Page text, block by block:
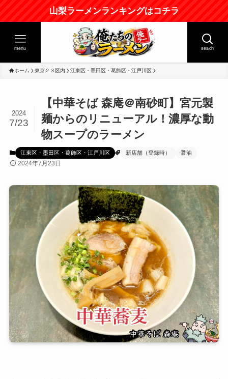
山梨ラーメンランキングはコチラ
seach
menu
ホーム 東京２３区内 江東区・墨田区・葛飾区・江戸川区
【中華そば 森庵＠南砂町】宮元製
麺からのリニューアル！濃厚な動
物スープのラーメン
2024
7/23
江東区・墨田区・葛飾区・江戸川区 新店舗（登録時） 醤油
2024年7月23日